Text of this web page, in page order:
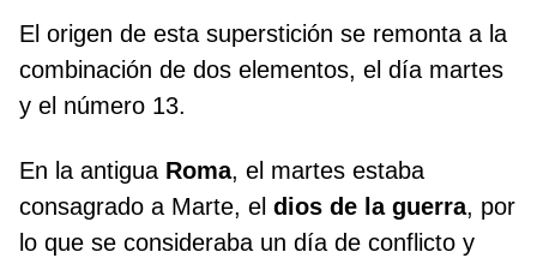
El origen de esta superstición se remonta a la
combinación de dos elementos, el día martes
y el número 13.
En la antigua Roma, el martes estaba
consagrado a Marte, el dios de la guerra, por
lo que se consideraba un día de conflicto y